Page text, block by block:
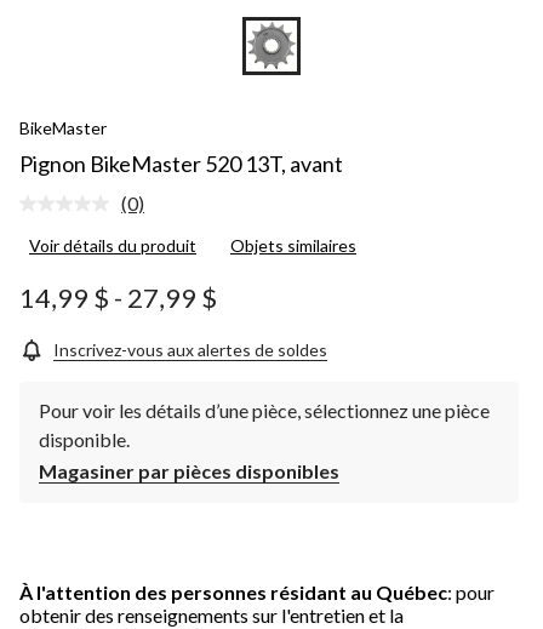
BikeMaster
Pignon BikeMaster 520 13T, avant
Aucune
pour
produit.
Lien
la
même
(0)
Voir détails du produit Objets similaires
14,99 $ - 27,99 $
Inscrivez-vous aux alertes de soldes
Pour voir les détails d’une pièce, sélectionnez une pièce
disponible.
Magasiner par pièces disponibles
À l'attention des personnes résidant au Québec: pour
obtenir des renseignements sur l'entretien et la